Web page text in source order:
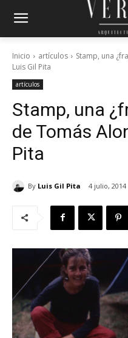
Inicio artículos
Stamp, una
Luis Gil Pita
artículos
Stamp, una
de Tomás
Pita
By Luis Gil Pita 4 julio, 2014